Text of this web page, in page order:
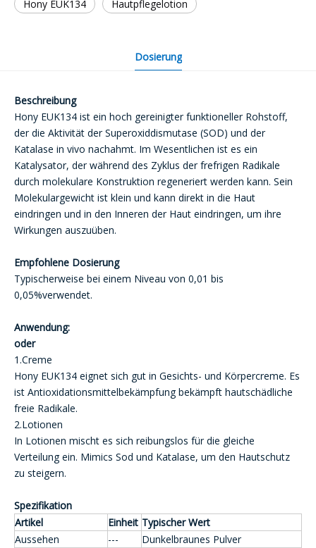
Hony EUK134 Hautpflegelotion
Dosierung
Beschreibung
Hony EUK134 ist ein hoch gereinigter funktioneller Rohstoff,
der die Aktivität der Superoxiddismutase (SOD) und der
Katalase in vivo nachahmt. Im Wesentlichen ist es ein
Katalysator, der während des Zyklus der frefrigen Radikale
durch molekulare Konstruktion regeneriert werden kann. Sein
Molekulargewicht ist klein und kann direkt in die Haut
eindringen und in den Inneren der Haut eindringen, um ihre
Wirkungen auszuüben.
Empfohlene Dosierung
Typischerweise bei einem Niveau von 0,01 bis
0,05%verwendet.
Anwendung:
oder
1.Creme
Hony EUK134 eignet sich gut in Gesichts- und Körpercreme. Es
ist Antioxidationsmittelbekämpfung bekämpft hautschädliche
freie Radikale.
2.Lotionen
In Lotionen mischt es sich reibungslos für die gleiche
Verteilung ein. Mimics Sod und Katalase, um den Hautschutz
zu steigern.
Spezifikation
Artikel
Einheit Typischer Wert
Aussehen
---
Dunkelbraunes Pulver